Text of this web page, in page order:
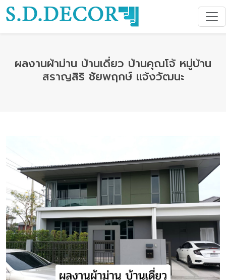
ผลงานผ้าม่าน บ้านเดี่ยว บ้านคุณโจ้ หมู่บ้าน
สราญสิริ ชัยพฤกษ์ แจ้งวัฒนะ